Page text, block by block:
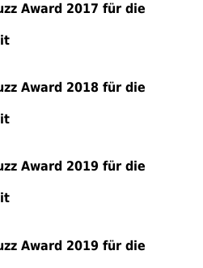
Award 2017 für die
Award 2018 für die
Award 2019 für die
Award 2019 für die